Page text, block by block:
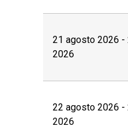
Con el
discapacidad
postular
valor
21 agosto 2026 -
2026
22 agosto 2026 -
2026